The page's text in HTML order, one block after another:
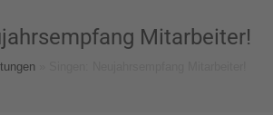
Mitarbeiter!